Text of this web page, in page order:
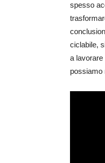
spesso
ciclabile,
a lavorare
possiamo